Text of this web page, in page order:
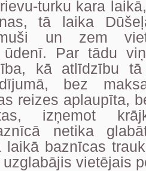
turku kara
tā laika
un zem
ūdenī. Par tādu
kā atlīdzību
bez
reizes aplaupīta,
izņemot
netika
laikā baznīcas
vietējais